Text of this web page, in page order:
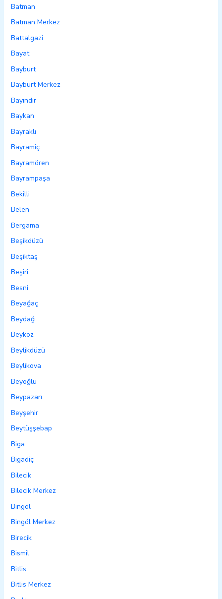
Batman
Batman Merkez
Battalgazi
Bayat
Bayburt
Bayburt Merkez
Bayındır
Baykan
Bayraklı
Bayramiç
Bayramören
Bayrampaşa
Bekilli
Belen
Bergama
Beşikdüzü
Beşiktaş
Beşiri
Besni
Beyağaç
Beydağ
Beykoz
Beylikdüzü
Beylikova
Beyoğlu
Beypazarı
Beyşehir
Beytüşşebap
Biga
Bigadiç
Bilecik
Bilecik Merkez
Bingöl
Bingöl Merkez
Birecik
Bismil
Bitlis
Bitlis Merkez